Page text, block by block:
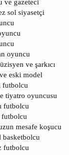
ve gazeteci
sol siyasetçi
oyuncu
ve şarkıcı
eski model
futbolcu
tiyatro oyuncusu
futbolcu
futbolcu
mesafe koşucu
basketbolcu
futbolcu